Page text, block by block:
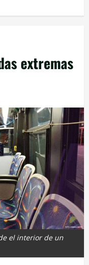
extremas
el interior de un